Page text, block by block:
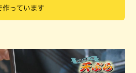
作っています